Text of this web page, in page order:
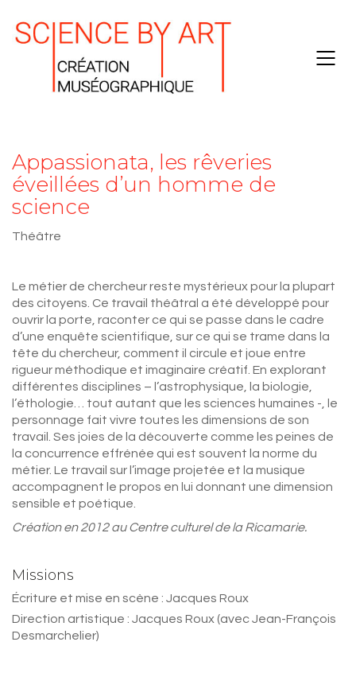
Appassionata, les rêveries
éveillées d’un homme de
science
Théâtre
Le métier de chercheur reste mystérieux pour la plupart
des citoyens. Ce travail théâtral a été développé pour
ouvrir la porte, raconter ce qui se passe dans le cadre
d’une enquête scientifique, sur ce qui se trame dans la
tête du chercheur, comment il circule et joue entre
rigueur méthodique et imaginaire créatif. En explorant
différentes disciplines – l’astrophysique, la biologie,
l’éthologie… tout autant que les sciences humaines -, le
personnage fait vivre toutes les dimensions de son
travail. Ses joies de la découverte comme les peines de
la concurrence effrénée qui est souvent la norme du
métier. Le travail sur l’image projetée et la musique
accompagnent le propos en lui donnant une dimension
sensible et poétique.
Création en 2012 au Centre culturel de la Ricamarie.
Missions
Écriture et mise en scène : Jacques Roux
Direction artistique : Jacques Roux (avec Jean-François
Desmarchelier)